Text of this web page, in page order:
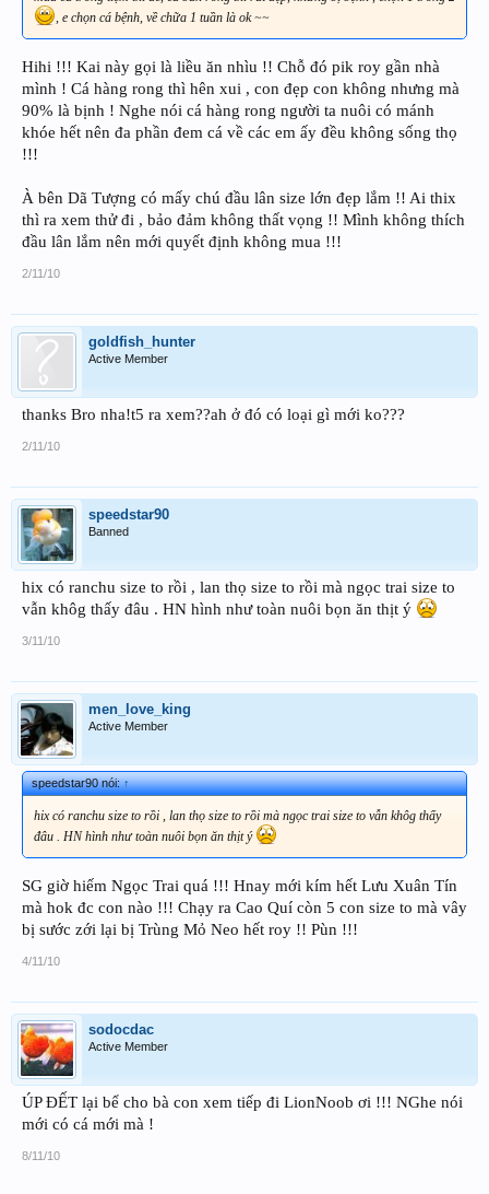
, e chọn cá bệnh, về chữa 1 tuần là ok ~~
Hihi !!! Kai này gọi là liều ăn nhìu !! Chỗ đó pik roy gần nhà
mình ! Cá hàng rong thì hên xui , con đẹp con không nhưng mà
90% là bịnh ! Nghe nói cá hàng rong người ta nuôi có mánh
khóe hết nên đa phần đem cá về các em ấy đều không sống thọ
!!!
À bên Dã Tượng có mấy chú đầu lân size lớn đẹp lắm !! Ai thix
thì ra xem thử đi , bảo đảm không thất vọng !! Mình không thích
đầu lân lắm nên mới quyết định không mua !!!
2/11/10
goldfish_hunter
Active Member
thanks Bro nha!t5 ra xem??ah ở đó có loại gì mới ko???
2/11/10
speedstar90
Banned
hix có ranchu size to rồi , lan thọ size to rồi mà ngọc trai size to
vẫn khôg thấy đâu . HN hình như toàn nuôi bọn ăn thịt ý
3/11/10
men_love_king
Active Member
speedstar90 nói:↑
hix có ranchu size to rồi , lan thọ size to rồi mà ngọc trai size to vẫn khôg thấy
đâu . HN hình như toàn nuôi bọn ăn thịt ý
SG giờ hiếm Ngọc Trai quá !!! Hnay mới kím hết Lưu Xuân Tín
mà hok đc con nào !!! Chạy ra Cao Quí còn 5 con size to mà vây
bị sước zới lại bị Trùng Mỏ Neo hết roy !! Pùn !!!
4/11/10
sodocdac
Active Member
ÚP ĐẾT lại bể cho bà con xem tiếp đi LionNoob ơi !!! NGhe nói
mới có cá mới mà !
8/11/10